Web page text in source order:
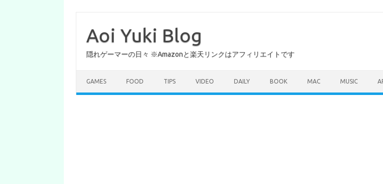
Aoi Yuki Blog
隠れゲーマーの日々 ※Amazonと楽天リンクはアフィリエイトです
GAMES FOOD TIPS VIDEO DAILY BOOK MAC MUSIC